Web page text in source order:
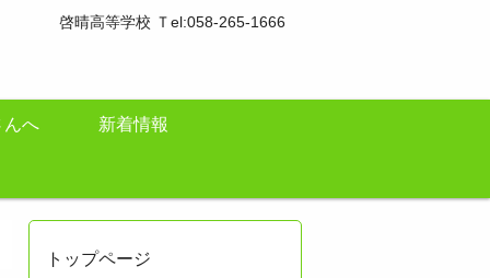
啓晴高等学校 Ｔel:058-265-1666
んへ 新着情報
トップページ